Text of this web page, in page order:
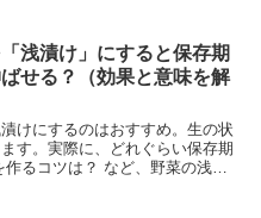
浅漬け」にすると保存期
せる？（効果と意味を解
けにするのはおすすめ。生の状
す。実際に、どれぐらい保存期
るコツは？ など、野菜の浅漬